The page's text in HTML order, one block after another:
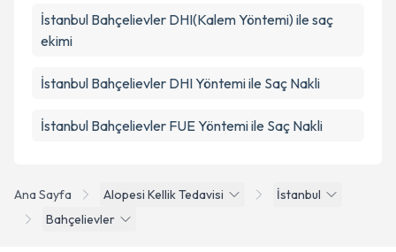
Ana Sayfa Alopesi Kellik Tedavisi
İstanbul
Bahçelievler
İstanbul Bahçelievler DHI(Kalem Yöntemi) ile saç
ekimi
İstanbul Bahçelievler DHI Yöntemi ile Saç Nakli
İstanbul Bahçelievler FUE Yöntemi ile Saç Nakli